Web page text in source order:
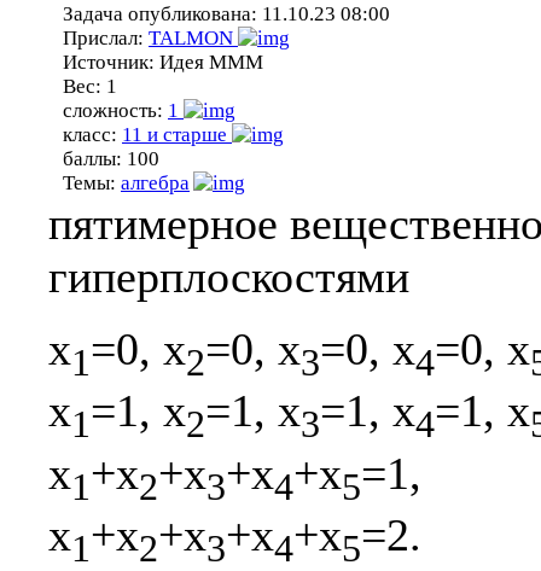
Задача опубликована: 11.10.23 08:00
Прислал: TALMON
Источник: Идея МММ
Вес: 1
сложность: 1
класс: 11 и старше
баллы: 100
Темы: алгебра
пятимерное
гиперплоскостями
x1=0, x2=0, x3=0, x4=0, x
x1=1, x2=1, x3=1, x4=1, x
x1+x2+x3+x4+x5=1,
x1+x2+x3+x4+x5=2.